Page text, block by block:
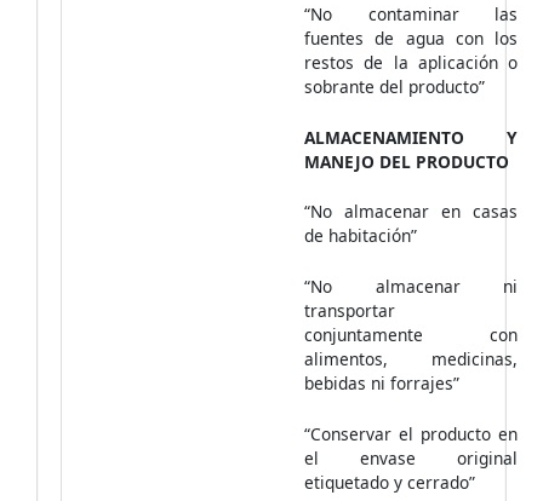
“No contaminar las
fuentes de agua con los
restos de la aplicación o
sobrante del producto”
ALMACENAMIENTO Y
MANEJO DEL PRODUCTO
“No almacenar en casas
de habitación”
“No almacenar ni
transportar
conjuntamente con
alimentos, medicinas,
bebidas ni forrajes”
“Conservar el producto en
el envase original
etiquetado y cerrado”